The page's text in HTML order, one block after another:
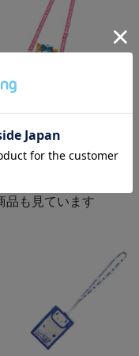
¥3,000(税込)
品も見ています